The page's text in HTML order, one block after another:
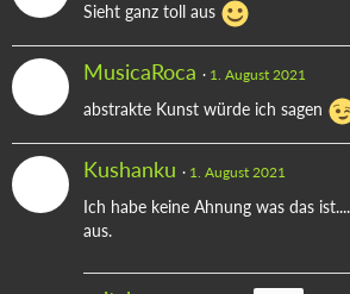
Sieht ganz toll aus
MusicaRoca 1. August 2021
abstrakte Kunst würde ich sagen
Kushanku 1. August 2021
Ich habe keine Ahnung was das
aus.